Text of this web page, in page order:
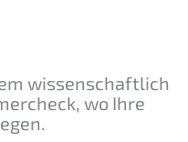
wissen­schaft­lich
wo Ihre